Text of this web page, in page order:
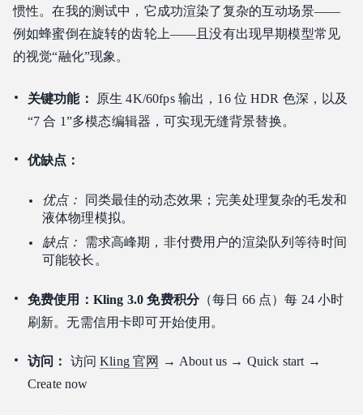
惯性。在我的测试中，它成功渲染了复杂的互动场景——
例如蜂蜜倒在旋转的齿轮上——且没有出现早期模型常见
的视觉“融化”现象。
关键功能：
原生 4K/60fps 输出，16 位 HDR 色深，以及
“7 合 1”多模态编辑器，可实现无缝背景替换。
优缺点：
优点：
同类最佳的动态效果；完美处理复杂的毛发和
液体物理模拟。
缺点：
需求高峰期，非付费用户的渲染队列等待时间
可能较长。
免费使用：Kling 3.0 免费积分（每日 66 点）每 24 小时
刷新。无需信用卡即可开始使用。
访问： 访问Kling 官网
→ About us → Quick start →
Create now